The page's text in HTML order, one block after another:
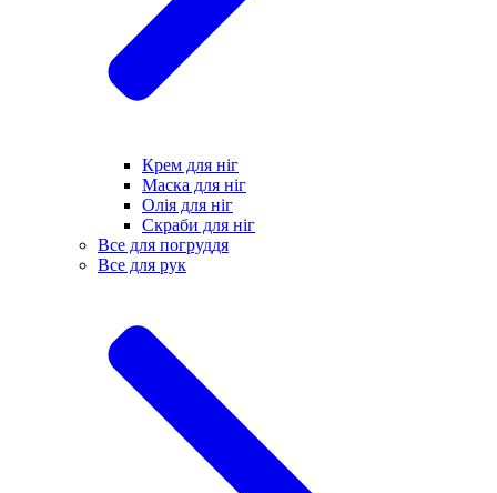
Крем для ніг
Маска для ніг
Олія для ніг
Скраби для ніг
Все для погруддя
Все для рук